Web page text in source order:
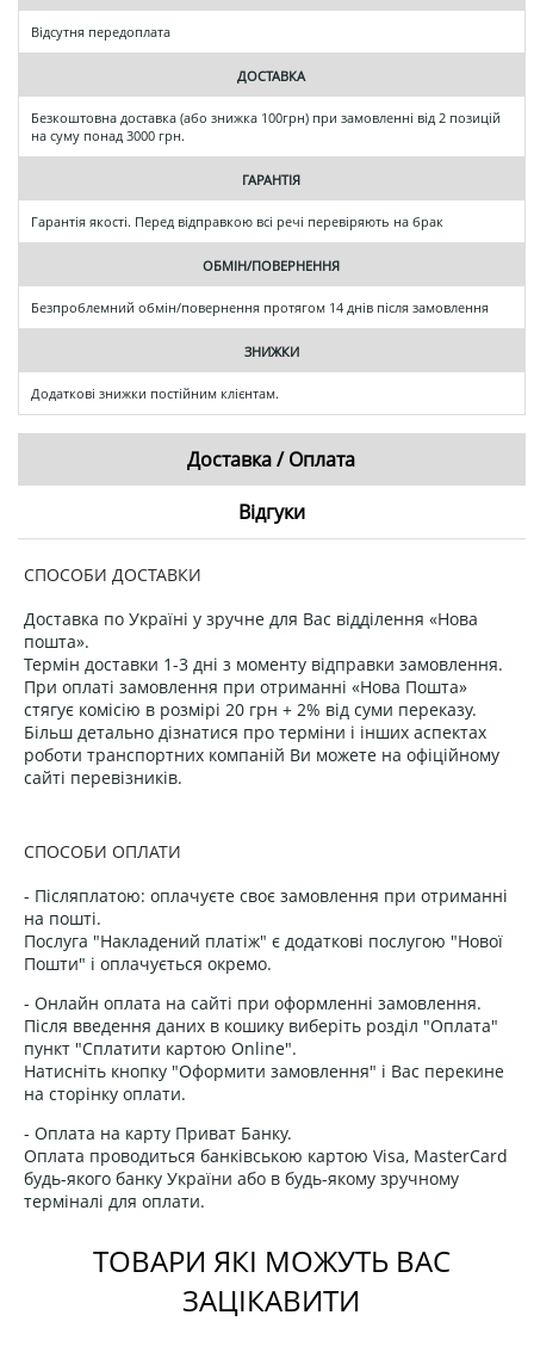
Відсутня передоплата
ДОСТАВКА
Безкоштовна доставка (або знижка 100грн) при замовленні від 2 позицій
на суму понад 3000 грн.
ГАРАНТІЯ
Гарантія якості. Перед відправкою всі речі перевіряють на брак
ОБМІН/ПОВЕРНЕННЯ
Безпроблемний обмін/повернення протягом 14 днів після замовлення
ЗНИЖКИ
Додаткові знижки постійним клієнтам.
Доставка / Оплата
Відгуки
СПОСОБИ ДОСТАВКИ
Доставка по Україні у зручне для Вас відділення «Нова
пошта».
Термін доставки 1-3 дні з моменту відправки замовлення.
При оплаті замовлення при отриманні «Нова Пошта»
стягує комісію в розмірі 20 грн + 2% від суми переказу.
Більш детально дізнатися про терміни і інших аспектах
роботи транспортних компаній Ви можете на офіційному
сайті перевізників.
СПОСОБИ ОПЛАТИ
- Післяплатою: оплачуєте своє замовлення при отриманні
на пошті.
Послуга "Накладений платіж" є додаткові послугою "Нової
Пошти" і оплачується окремо.
- Онлайн оплата на сайті при оформленні замовлення.
Після введення даних в кошику виберіть розділ "Оплата"
пункт "Сплатити картою Online".
Натисніть кнопку "Оформити замовлення" і Вас перекине
на сторінку оплати.
- Оплата на карту Приват Банку.
Оплата проводиться банківською картою Visa, MasterCard
будь-якого банку України або в будь-якому зручному
терміналі для оплати.
ТОВАРИ ЯКІ МОЖУТЬ ВАС
ЗАЦІКАВИТИ